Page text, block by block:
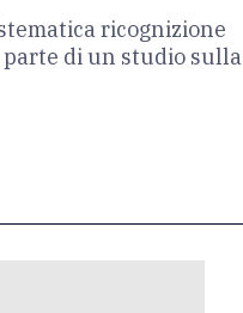
ricognizione
di un studio sulla